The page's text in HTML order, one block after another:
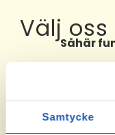
Samtycke
VäljSåhär
Ta kontakt